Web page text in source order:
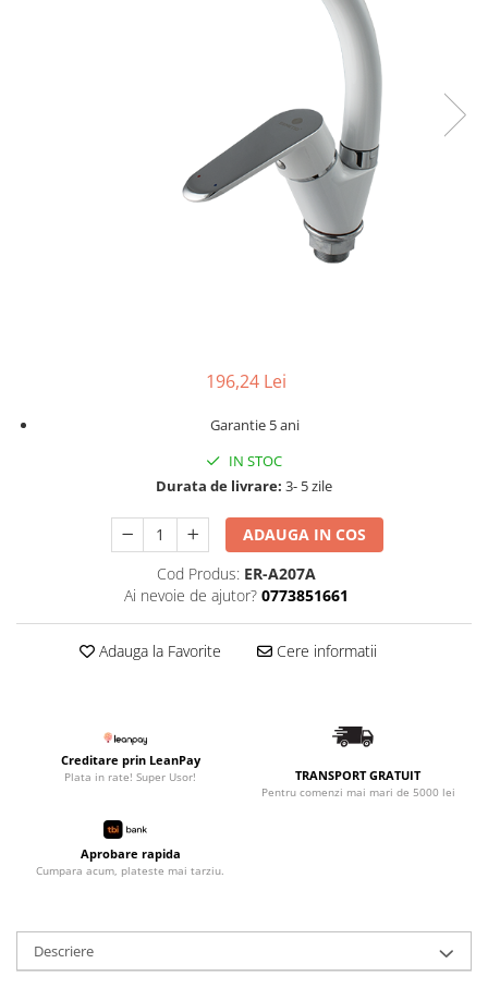
196,24 Lei
Garantie 5 ani
IN STOC
Durata de livrare: 3- 5 zile
ADAUGA IN COS
Cod Produs: ER-A207A
Ai nevoie de ajutor? 0773851661
Adauga la Favorite Cere informatii
Creditare prin LeanPay
Plata in rate! Super Usor! TRANSPORT GRATUIT
Pentru comenzi mai mari de 5000 lei
Aprobare rapida
Cumpara acum, plateste mai tarziu.
Descriere